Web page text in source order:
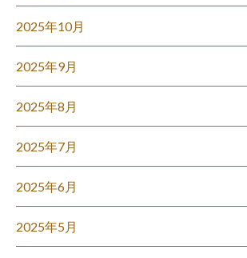
2025年10月
2025年9月
2025年8月
2025年7月
2025年6月
2025年5月